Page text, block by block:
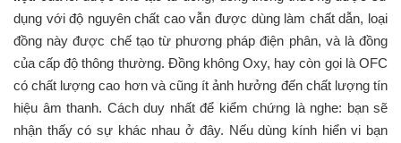
dụng với độ nguyên chất cao vẫn được dùng làm chất dẫn, loại
đồng này được chế tạo từ phương pháp điện phân, và là đồng
của cấp độ thông thường. Đồng không Oxy, hay còn gọi là OFC
có chất lượng cao hơn và cũng ít ảnh hưởng đến chất lượng tín
hiệu âm thanh. Cách duy nhất để kiểm chứng là nghe: bạn sẽ
nhận thấy có sự khác nhau ở đây. Nếu dùng kính hiển vi bạn